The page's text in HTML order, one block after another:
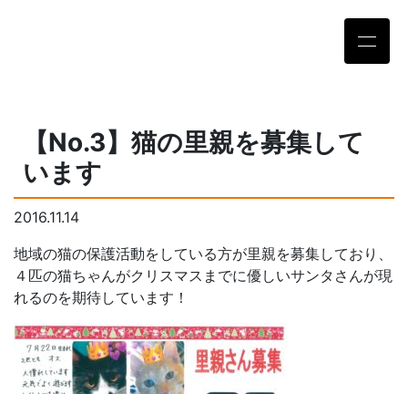
【No.3】猫の里親を募集して
います
2016.11.14
地域の猫の保護活動をしている方が里親を募集しており、
４匹の猫ちゃんがクリスマスまでに優しいサンタさんが現
れるのを期待しています！